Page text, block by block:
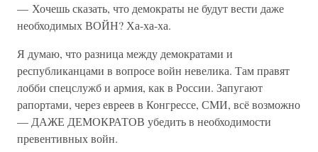
— Хочешь сказать, что демократы не будут вести даже
необходимых ВОЙН? Ха-ха-ха.
Я думаю, что разница между демократами и
республиканцами в вопросе войн невелика. Там правят
лобби спецслужб и армия, как в России. Запугают
рапортами, через евреев в Конгрессе, СМИ, всё возможно
— ДАЖЕ ДЕМОКРАТОВ убедить в необходимости
превентивных войн.